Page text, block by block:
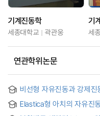
기계진동학
세종대학교 곽관웅
기
세
연관학위논문
비선형 자유진동과 강제진
Elastica형 아치의 자유
Shaped Arches